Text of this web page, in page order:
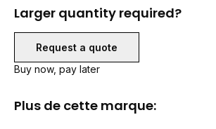
Larger quantity required?
Request a quote
Buy now, pay later
Plus de cette marque: